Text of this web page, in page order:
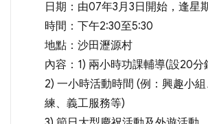
日期：由07年3月3日開始，逢星
時間：下午2:30至5:30
地點：沙田瀝源村
內容：1) 兩小時功課輔導(設20分
2) 一小時活動時間 (例：興趣小組
練、義工服務等)